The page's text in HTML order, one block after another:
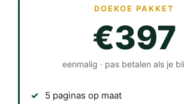
DOEKOE PAKKET
€397
eenmalig · pas betalen als je
5 paginas op maat